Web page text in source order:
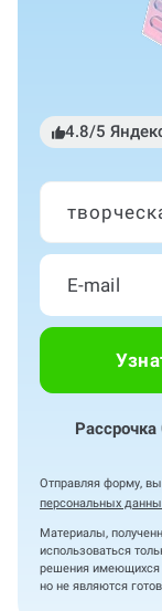
4.8/5
Рассрочка
Отправляя форму,
персональных
Материалы,
использоваться
решения имеющихся
но не являются